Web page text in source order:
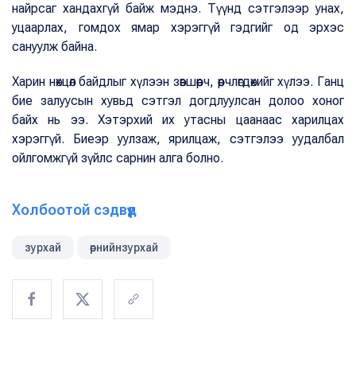
найрсаг хандахгүй байж мэднэ. Түүнд сэтгэлээр унах,
уцаарлах, гомдох ямар хэрэггүй гэдгийг од эрхэс
сануулж байна.
Харин нөхцөл байдлыг хүлээн зөвшөөрч, өөрчлөгдөхийг хүлээ. Ганц
бие залуусын хувьд сэтгэл догдлуулсан долоо хоног
байх нь ээ. Хэтэрхий их утасны цаанаас харилцах
хэрэггүй. Биеэр уулзаж, ярилцаж, сэтгэлээ уудалбал
ойлгомжгүй зүйлс сарнин алга болно.
Холбоотой сэдвүүд
зурхай өрнийнзурхай